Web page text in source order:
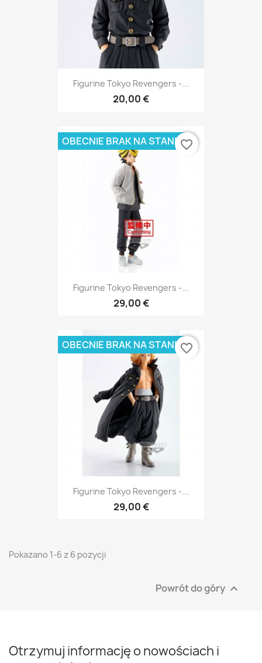
Figurine Tokyo Revengers -...
20,00 €
Figurine Tokyo Revengers -...
29,00 €
OBECNIE BRAK NA STANIEfavorite_border
Figurine Tokyo Revengers -...
29,00 €
OBECNIE BRAK NA STANIEfavorite_border
Pokazano 1-6 z 6 pozycji
Powrót do góry 
Otrzymuj informację o nowościach i